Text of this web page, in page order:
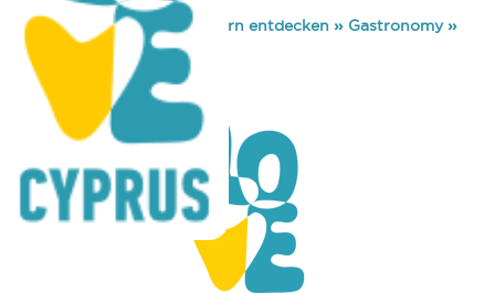
You are here: Home »Zypern entdecken » Gastronomy»
CAMBANA CAFE
CAMBANA CAFE